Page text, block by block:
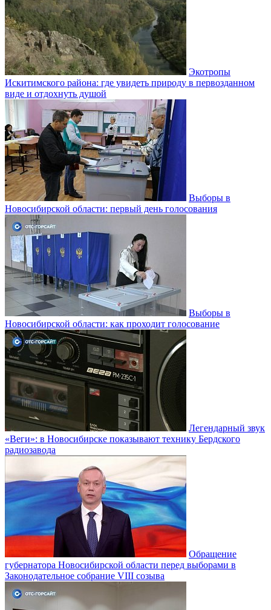
Экотропы
Искитимского района: где увидеть природу в первозданном
виде и отдохнуть душой
Выборы в
Новосибирской области: первый день голосования
Выборы в
Новосибирской области: как проходит голосование
Легендарный звук
«Веги»: в Новосибирске показывают технику Бердского
радиозавода
Обращение
губернатора Новосибирской области перед выборами в
Законодательное собрание VIII созыва